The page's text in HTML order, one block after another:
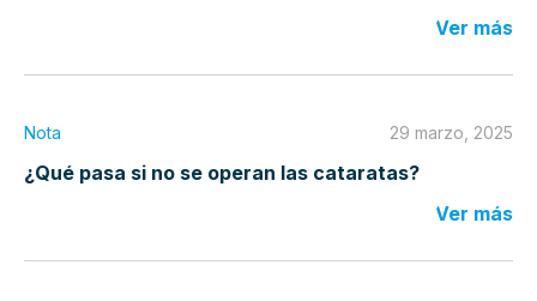
Ver más
Nota 29 marzo, 2025
¿Qué pasa si no se operan las cataratas?
Ver más